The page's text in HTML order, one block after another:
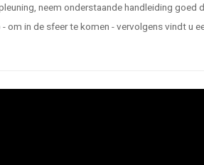
neem onderstaande handleiding goed
in de sfeer te komen - vervolgens vindt u